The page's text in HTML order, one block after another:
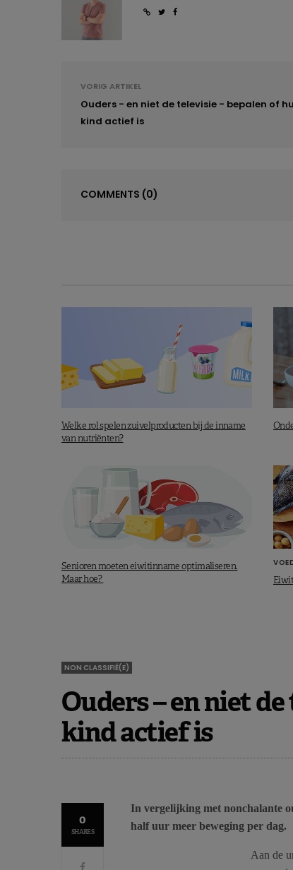
VORIG ARTIKEL
Ouders - en niet de televisie - bepalen of
kind actief is
COMMENTS (0)
Welke rol spelen zuivelproducten bij de inname
van nutriënten?
Senioren moeten eiwitinname optimaliseren.
Maar hoe?
NON CLASSIFIÉ(E)
Ouders – en niet
kind actief is
0
SHARES
In vergelijking met nonchalante
half uur meer beweging per dag.
Aan de